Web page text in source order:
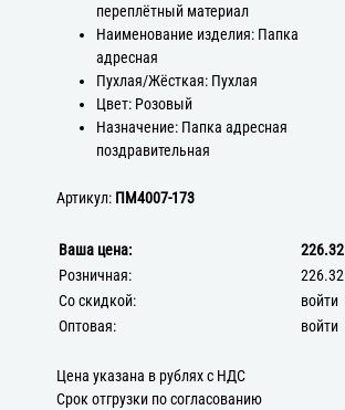
переплётный материал
Наименование изделия: Папка
адресная
Пухлая/Жёсткая: Пухлая
Цвет: Розовый
Назначение: Папка адресная
поздравительная
Артикул: ПМ4007-173
Ваша цена:
226.32
Розничная:
226.32
Со скидкой:
войти
Оптовая:
войти
Цена указана в рублях с НДС
Срок отгрузки по согласованию